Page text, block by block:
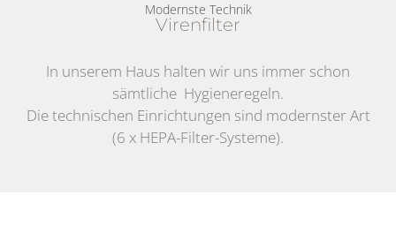
Modernste Technik
Virenfilter
In unserem Haus halten wir uns immer schon
sämtliche Hygieneregeln.
Die technischen Einrichtungen sind modernster Art
(6 x HEPA-Filter-Systeme).